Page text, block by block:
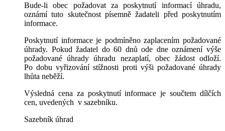
Bude-li obec požadovat za poskytnutí informací úhradu,
oznámí tuto skutečnost písemně žadateli před poskytnutím
informace.
Poskytnutí informace je podmíněno zaplacením požadované
úhrady. Pokud žadatel do 60 dnů ode dne oznámení výše
požadované úhrady úhradu nezaplatí, obec žádost odloží.
Po dobu vyřizování stížnosti proti výši požadované úhrady
lhůta neběží.
Výsledná cena za poskytnutí informace je součtem dílčích
cen, uvedených v sazebníku.
Sazebník úhrad